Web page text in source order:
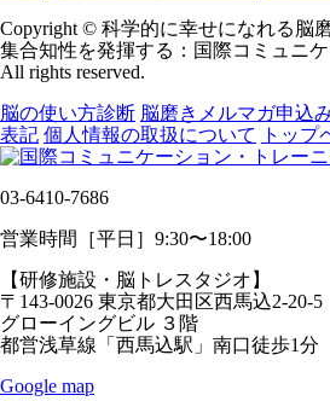
Copyright © 科学的に幸せになれる脳
集合知性を発揮する：国際コミュニ
All rights reserved.
脳の使い方診断 脳磨きメルマガ申込
表記 個人情報の取扱について
トップ
03-6410-7686
営業時間［平日］9:30〜18:00
【研修施設・脳トレスタジオ】
〒143-0026 東京都大田区西馬込2-20-5
グローイングビル ３階
都営浅草線「西馬込駅」南口徒歩1分
Google map